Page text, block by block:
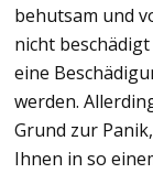
behutsam und
nicht
eine
werden.
Grund zur
Ihnen in so